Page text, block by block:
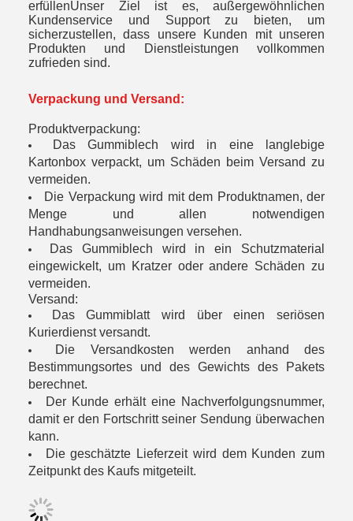
erfüllenUnser Ziel ist es, außergewöhnlichen
Kundenservice und Support zu bieten, um
sicherzustellen, dass unsere Kunden mit unseren
Produkten und Dienstleistungen vollkommen
zufrieden sind.
Verpackung und Versand:
Produktverpackung:
Das Gummiblech wird in eine langlebige
Kartonbox verpackt, um Schäden beim Versand zu
vermeiden.
Die Verpackung wird mit dem Produktnamen, der
Menge und allen notwendigen
Handhabungsanweisungen versehen.
Das Gummiblech wird in ein Schutzmaterial
eingewickelt, um Kratzer oder andere Schäden zu
vermeiden.
Versand:
Das Gummiblatt wird über einen seriösen
Kurierdienst versandt.
Die Versandkosten werden anhand des
Bestimmungsortes und des Gewichts des Pakets
berechnet.
Der Kunde erhält eine Nachverfolgungsnummer,
damit er den Fortschritt seiner Sendung überwachen
kann.
Die geschätzte Lieferzeit wird dem Kunden zum
Zeitpunkt des Kaufs mitgeteilt.